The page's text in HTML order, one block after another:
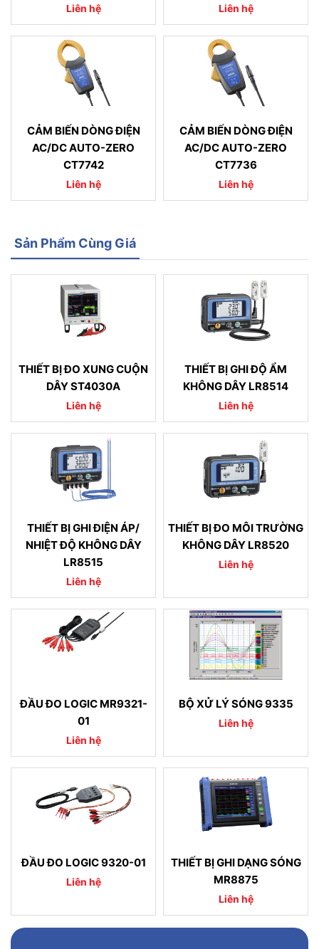
Liên hệ Liên hệ
CẢM BIẾN DÒNG ĐIỆN
AC/DC AUTO-ZERO
CT7742
Liên hệ
CẢM BIẾN DÒNG ĐIỆN
AC/DC AUTO-ZERO
CT7736
Liên hệ
Sản Phẩm Cùng Giá
THIẾT BỊ ĐO XUNG CUỘN
DÂY ST4030A
Liên hệ
THIẾT BỊ GHI ĐỘ ẨM
KHÔNG DÂY LR8514
Liên hệ
THIẾT BỊ GHI ĐIỆN ÁP/
NHIỆT ĐỘ KHÔNG DÂY
LR8515
Liên hệ
THIẾT BỊ ĐO MÔI TRƯỜNG
KHÔNG DÂY LR8520
Liên hệ
ĐẦU ĐO LOGIC MR9321-
01
Liên hệ
BỘ XỬ LÝ SÓNG 9335
Liên hệ
ĐẦU ĐO LOGIC 9320-01
Liên hệ
THIẾT BỊ GHI DẠNG SÓNG
MR8875
Liên hệ